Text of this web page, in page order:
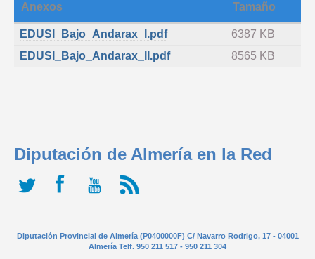
Anexos Tamaño
EDUSI_Bajo_Andarax_I.pdf
6387 KB
EDUSI_Bajo_Andarax_II.pdf
8565 KB
Diputación de Almería en la Red
Diputación Provincial de Almería (P0400000F) C/ Navarro Rodrigo, 17 - 04001
Almería Telf. 950 211 517 - 950 211 304